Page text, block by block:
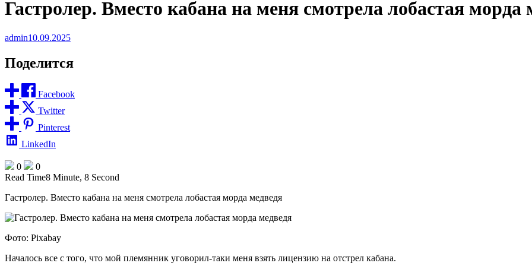
Гастролер. Вместо кабана на меня смотрела лобастая морда
admin10.09.2025
Поделится
Facebook
Twitter
Pinterest
LinkedIn
0
0
Read Time8 Minute, 8 Second
Гастролер. Вместо кабана на меня смотрела лобастая морда медведя
Фото: Pixabay
Началось все с того, что мой племянник уговорил-таки меня взять лицензию на отстрел кабана.